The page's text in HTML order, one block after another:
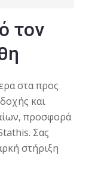
τον
στα προς
και
προσφορά
Σας
στήριξη